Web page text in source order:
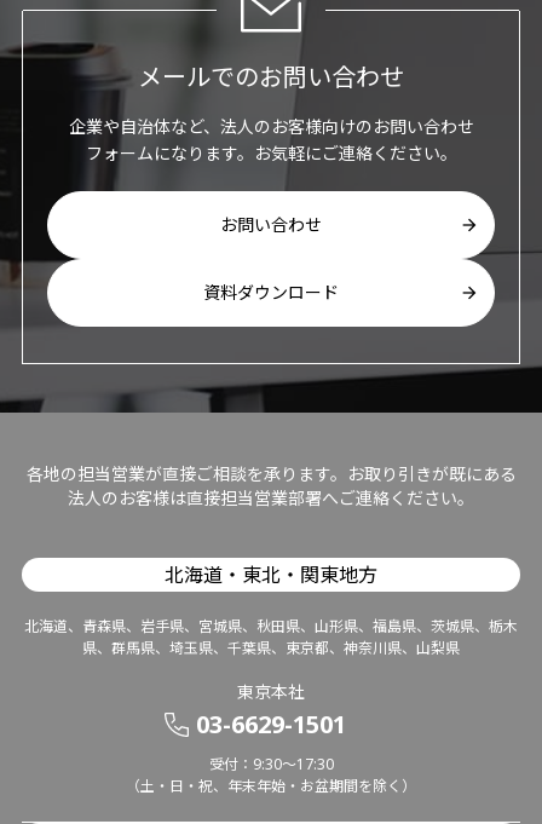
メールでのお問い合わせ
企業や自治体など、法人のお客様向けのお問い合わせ
フォームになります。お気軽にご連絡ください。
お問い合わせ
資料ダウンロード
各地の担当営業が直接ご相談を承ります。お取り引きが既にある
法人のお客様は直接担当営業部署へご連絡ください。
北海道・東北・関東地方
北海道、青森県、岩手県、宮城県、秋田県、山形県、福島県、茨城県、栃木
県、群馬県、埼玉県、千葉県、東京都、神奈川県、山梨県
東京本社
03-6629-1501
受付：9:30～17:30
（土・日・祝、年末年始・お盆期間を除く）